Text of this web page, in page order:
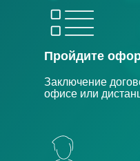
Пройдите
Заключение
офисе или